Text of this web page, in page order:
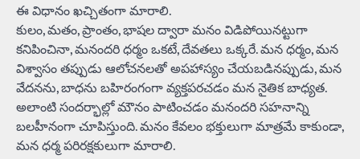
ఈ విధానం ఖచ్చితంగా మారాలి.
కులం, మతం, ప్రాంతం, భాషల ద్వారా మనం విడిపోయినట్టుగా
కనిపించినా, మనందరి ధర్మం ఒకటే, దేవతలు ఒక్కరే. మన ధర్మం, మన
విశ్వాసం తప్పుడు ఆలోచనలతో అపహాస్యం చేయబడినప్పుడు, మన
వేదనను, బాధను బహిరంగంగా వ్యక్తపరచడం మన నైతిక బాధ్యత.
అలాంటి సందర్భాల్లో మౌనం పాటించడం మనందరి సహనాన్ని
బలహీనంగా చూపిస్తుంది. మనం కేవలం భక్తులుగా మాత్రమే కాకుండా,
మన ధర్మ పరిరక్షకులుగా మారాలి.